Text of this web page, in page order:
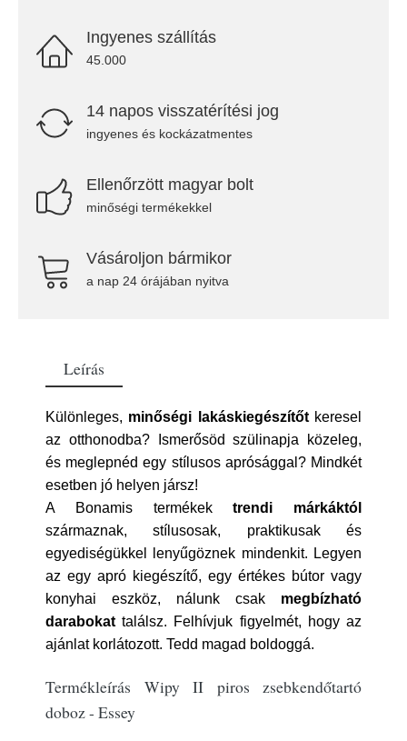
Ingyenes szállítás
45.000
14 napos visszatérítési jog
ingyenes és kockázatmentes
Ellenőrzött magyar bolt
minőségi termékekkel
Vásároljon bármikor
a nap 24 órájában nyitva
Leírás
Különleges, minőségi lakáskiegészítőtkeresel
az otthonodba? Ismerősöd szülinapja közeleg,
és meglepnéd egy stílusos aprósággal? Mindkét
esetben jó helyen jársz!
A Bonamis termékektrendi márkáktól
származnak, stílusosak, praktikusak és
egyediségükkel lenyűgöznek mindenkit. Legyen
az egy apró kiegészítő, egy értékes bútor vagy
konyhai eszköz, nálunk csak megbízható
darabokat találsz. Felhívjuk figyelmét, hogy az
ajánlat korlátozott. Tedd magad boldoggá.
Termékleírás Wipy II piros zsebkendőtartó
doboz - Essey